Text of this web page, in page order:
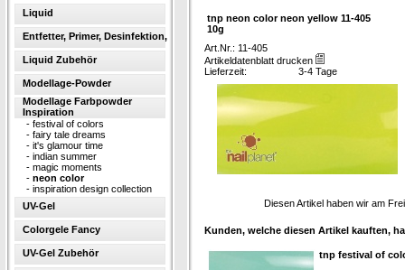
Liquid
Entfetter, Primer, Desinfektion,
Liquid Zubehör
Modellage-Powder
Modellage Farbpowder
Inspiration
- festival of colors
- fairy tale dreams
- it's glamour time
- indian summer
- magic moments
- neon color
- inspiration design collection
UV-Gel
Colorgele Fancy
UV-Gel Zubehör
tnp neon color neon yellow 11-405
10g
Art.Nr.: 11-405
Artikeldatenblatt drucken
Lieferzeit:
3-4 Tage
Diesen Artikel haben wir am
Kunden, welche diesen Artikel kauften,
tnp festival of